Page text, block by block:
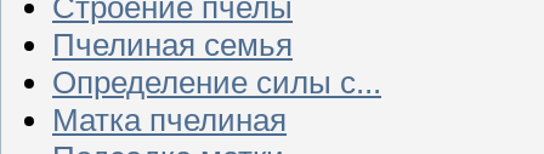
Пчелиная семья
Определение силы с...
Матка пчелиная